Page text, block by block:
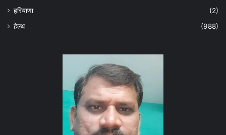
हरियाणा
(2)
हेल्‍थ
(988)